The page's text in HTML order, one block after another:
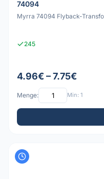
74094
Myrra 74094 Flyback-
245
4.96€ – 7.75€
Menge: Min: 1